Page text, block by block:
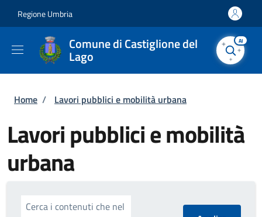
Regione Umbria
Comune di Castiglione del
Lago
AI
Briciole di pane
Home / Lavori pubblici e mobilità urbana
Lavori pubblici e mobilità
urbana
Cerca i contenuti che nel